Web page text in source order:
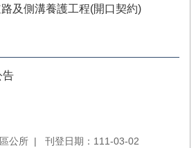
及側溝養護工程(開口契約)
告
公所
刊登日期：111-03-02